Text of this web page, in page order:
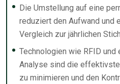
Die Umstellung auf eine
reduziert den Aufwand und
Vergleich zur jährlichen
Technologien wie RFID und
Analyse sind die
zu minimieren und den